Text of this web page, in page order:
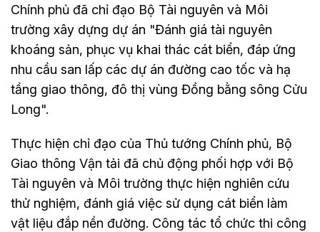
Chính phủ đã chỉ đạo Bộ Tài nguyên và Môi
trường xây dựng dự án "Đánh giá tài nguyên
khoáng sản, phục vụ khai thác cát biển, đáp ứng
nhu cầu san lấp các dự án đường cao tốc và hạ
tầng giao thông, đô thị vùng Đồng bằng sông Cửu
Long".
Thực hiện chỉ đạo của Thủ tướng Chính phủ, Bộ
Giao thông Vận tải đã chủ động phối hợp với Bộ
Tài nguyên và Môi trường thực hiện nghiên cứu
thử nghiệm, đánh giá việc sử dụng cát biển làm
vật liệu đắp nền đường. Công tác tổ chức thi công